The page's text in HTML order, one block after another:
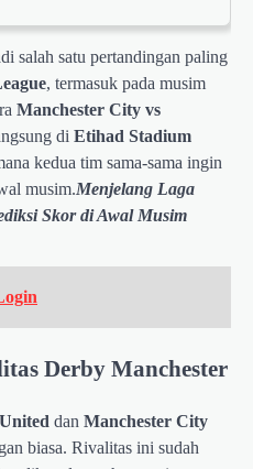
salah satu pertandingan paling
, termasuk pada musim
Manchester City vs
di Etihad Stadium
kedua tim sama-sama ingin
musim.Menjelang Laga
Skor di Awal Musim
Derby Manchester
dan Manchester City
biasa. Rivalitas ini sudah